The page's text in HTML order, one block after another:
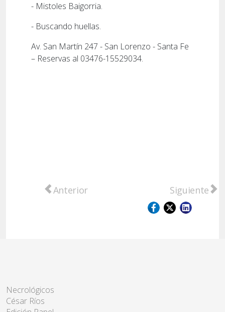
- Mistoles Baigorria.
- Buscando huellas.
Av. San Martín 247 - San Lorenzo - Santa Fe
– Reservas al 03476-15529034.
Artículo anterior: La Bolsa en San
Anterior Artículo
Siguiente
Necrológicos
César Ríos